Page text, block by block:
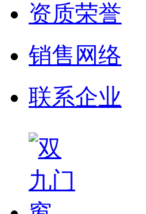
资质荣誉
销售网络
联系企业